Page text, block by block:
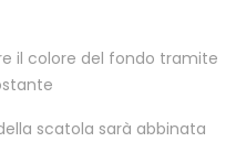
il colore del fondo tramite
scatola sarà abbinata